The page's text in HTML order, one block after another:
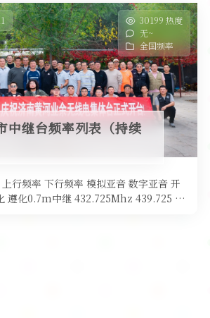
别
30199 热度
无~
全国频率
中继台频率列表（持续
行频率 下行频率 模拟亚音 数字亚音 开
遵化0.7m中继 432.725Mhz 439.725 …